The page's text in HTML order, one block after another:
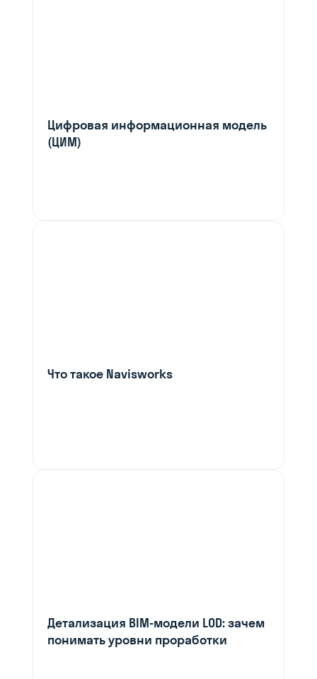
Цифровая информационная модель
(ЦИМ)
Что такое Navisworks
Детализация BIM-модели LOD: зачем
понимать уровни проработки